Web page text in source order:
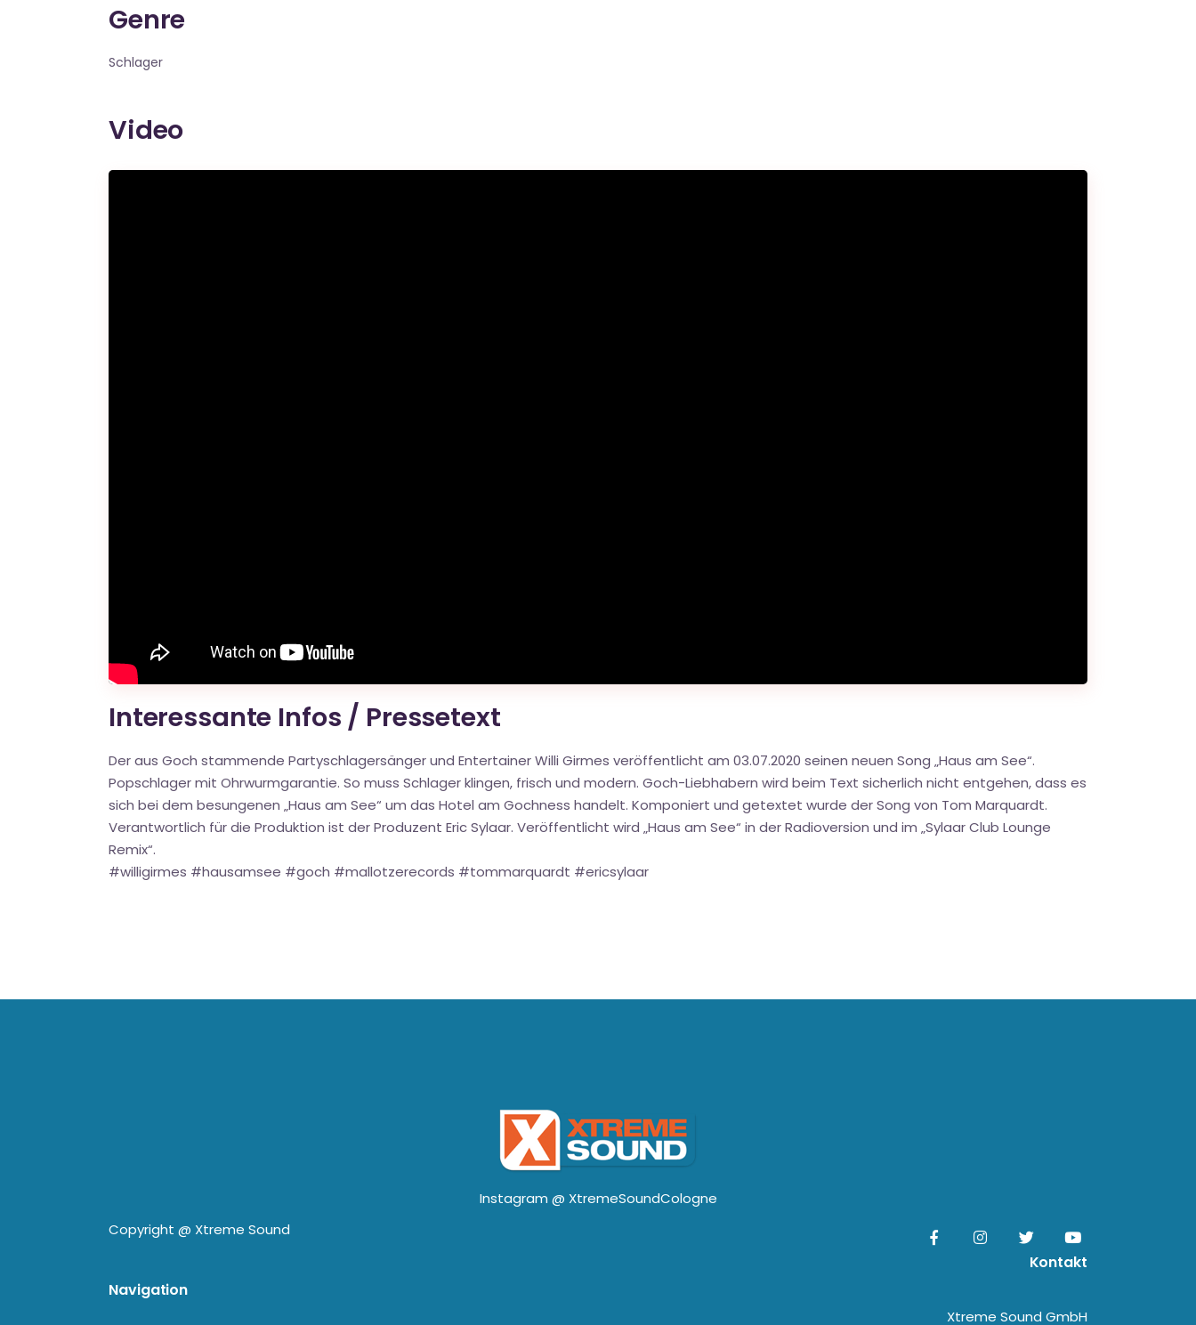
Genre
Schlager
Video
Interessante Infos / Pressetext
Der aus Goch stammende Partyschlagersänger und Entertainer Willi Girmes veröffentlicht am 03.07.2020 seinen neuen Song „Haus am See“.
Popschlager mit Ohrwurmgarantie. So muss Schlager klingen, frisch und modern. Goch-Liebhabern wird beim Text sicherlich nicht entgehen, dass es
sich bei dem besungenen „Haus am See“ um das Hotel am Gochness handelt. Komponiert und getextet wurde der Song von Tom Marquardt.
Verantwortlich für die Produktion ist der Produzent Eric Sylaar. Veröffentlicht wird „Haus am See“ in der Radioversion und im „Sylaar Club Lounge
Remix“.
#willigirmes #hausamsee #goch #mallotzerecords #tommarquardt #ericsylaar
Instagram @ XtremeSoundCologne
Copyright @ Xtreme Sound
Navigation
Kontakt
Xtreme Sound GmbH